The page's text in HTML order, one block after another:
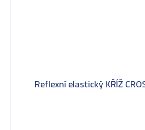
Reflexní elastický KŘÍŽ